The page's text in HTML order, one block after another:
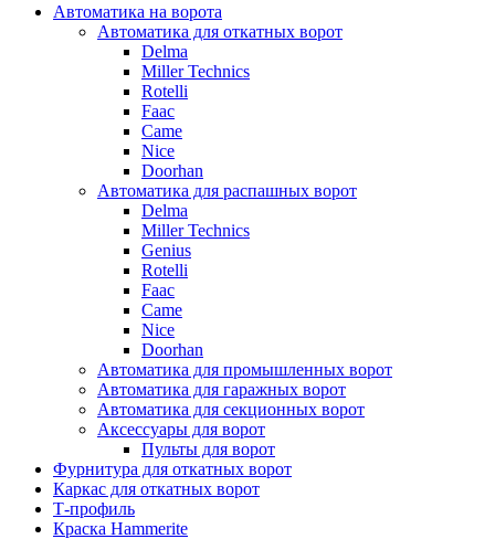
Автоматика на ворота
Автоматика для откатных ворот
Delma
Miller Technics
Rotelli
Faac
Came
Nice
Doorhan
Автоматика для распашных ворот
Delma
Miller Technics
Genius
Rotelli
Faac
Came
Nice
Doorhan
Автоматика для промышленных ворот
Автоматика для гаражных ворот
Автоматика для секционных ворот
Аксессуары для ворот
Пульты для ворот
Фурнитура для откатных ворот
Каркас для откатных ворот
Т-профиль
Краска Hammerite